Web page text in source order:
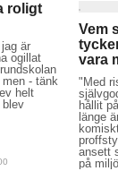
roligt
är
ogillat
- tänk
helt
blev
Vem
vara
"Med
hållit
länge
ansett
på